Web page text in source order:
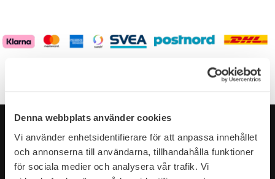
Denna webbplats använder cookies
Vi använder enhetsidentifierare för att anpassa innehållet
och annonserna till användarna, tillhandahålla funktioner
för sociala medier och analysera vår trafik. Vi